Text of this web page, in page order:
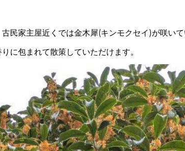
民家主屋近くでは金木犀(キンモクセイ)が咲いて
に包まれて散策していただけます。